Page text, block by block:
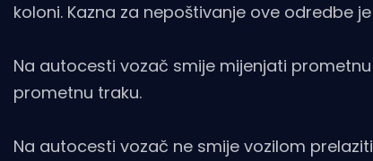
koloni. Kazna za nepoštivanje ove odredbe
Na autocesti vozač smije mijenjati
prometnu traku.
Na autocesti vozač ne smije vozilom